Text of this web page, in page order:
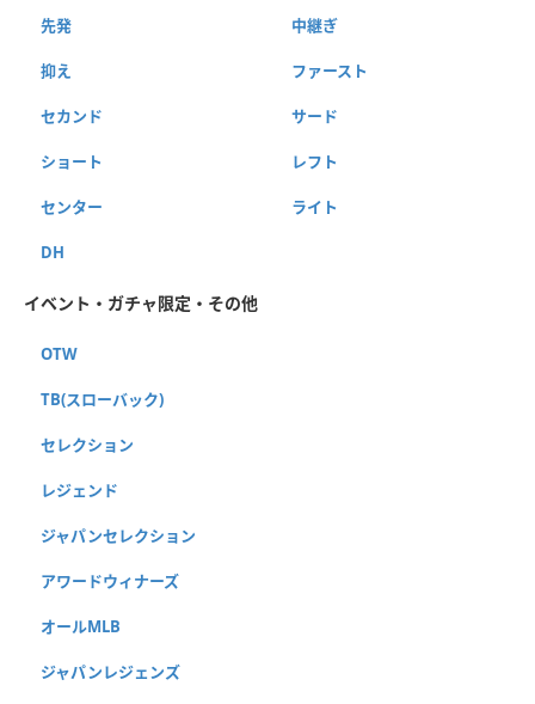
先発 中継ぎ
抑え ファースト
セカンド サード
ショート レフト
センター ライト
DH
イベント・ガチャ限定・その他
OTW
TB(スローバック)
セレクション
レジェンド
ジャパンセレクション
アワードウィナーズ
オールMLB
ジャパンレジェンズ